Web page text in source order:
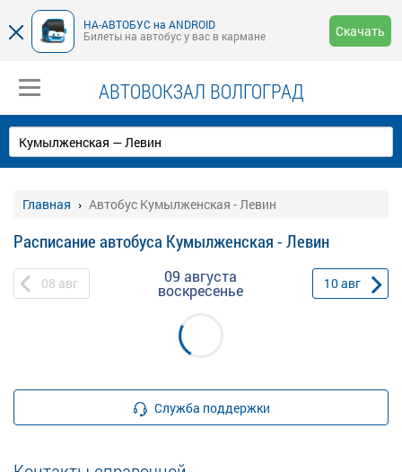
НА-АВТОБУС на ANDROID
Билеты на автобус у вас в кармане
Скачать
АВТОВОКЗАЛ ВОЛГОГРАД
Главная Автобус Кумылженская - Левин
Расписание автобуса Кумылженская - Левин
08 авг 09 августа
воскресенье 10авг
Служба поддержки